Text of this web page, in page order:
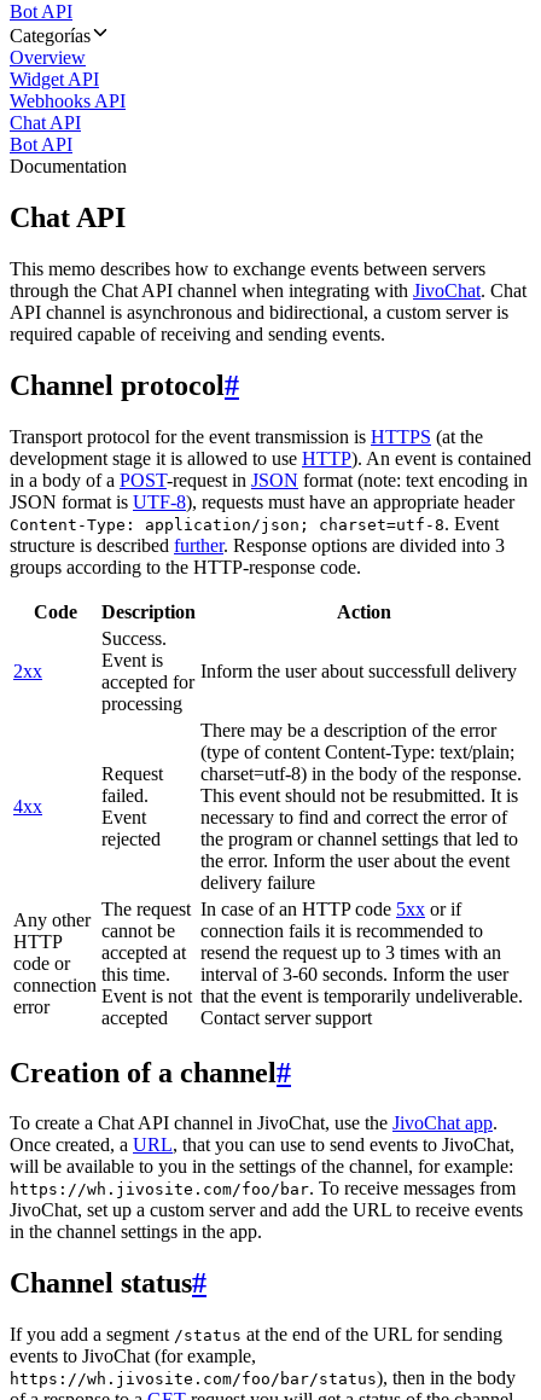
Bot API
Categorías
Overview
Widget API
Webhooks API
Chat API
Bot API
Documentation
Chat API
This memo describes how to exchange events between servers
through the Chat API channel when integrating with JivoChat. Chat
API channel is asynchronous and bidirectional, a custom server is
required capable of receiving and sending events.
Channel protocol#
Transport protocol for the event transmission is HTTPS (at the
development stage it is allowed to use HTTP). An event is contained
in a body of a POST-request in JSON format (note: text encoding in
JSON format is UTF-8), requests must have an appropriate header
Content-Type: application/json; charset=utf-8. Event
structure is described further. Response options are divided into 3
groups according to the HTTP-response code.
Code Description Action
2xx
Success.
Event is
accepted for
processing
Inform the user about successfull delivery
4xx
Request
failed.
Event
rejected
There may be a description of the error
(type of content Content-Type: text/plain;
charset=utf-8) in the body of the response.
This event should not be resubmitted. It is
necessary to find and correct the error of
the program or channel settings that led to
the error. Inform the user about the event
delivery failure
Any other
HTTP
code or
connection
error
The request
cannot be
accepted at
this time.
Event is not
accepted
In case of an HTTP code 5xx or if
connection fails it is recommended to
resend the request up to 3 times with an
interval of 3-60 seconds. Inform the user
that the event is temporarily undeliverable.
Contact server support
Creation of a channel#
To create a Chat API channel in JivoChat, use the JivoChat app.
Once created, a URL, that you can use to send events to JivoChat,
will be available to you in the settings of the channel, for example:
https://wh.jivosite.com/foo/bar. To receive messages from
JivoChat, set up a custom server and add the URL to receive events
in the channel settings in the app.
Channel status#
If you add a segment /status at the end of the URL for sending
events to JivoChat (for example,
https://wh.jivosite.com/foo/bar/status), then in the body